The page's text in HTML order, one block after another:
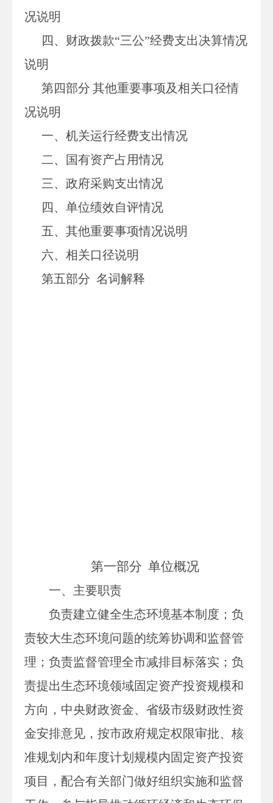
况说明
四、财政拨款“三公”经费支出决算情况
说明
第四部分 其他重要事项及相关口径情
况说明
一、 机关运行经费支出情况
二、
国有资产占用情况
三、 政府采购支出情况
四、 单位绩效自评情况
五、 其他重要事项情况说明
六、相关口径说明
第五部分 名词解释
第一部分 单位概况
一、主要职责
负责建立健全生态环境基本制度；负
责较大生态环境问题的统筹协调和监督管
理；负责监督管理全市减排目标落实；负
责提出生态环境领域固定资产投资规模和
方向，中央财政资金、省级市级财政性资
金安排意见，按市政府规定权限审批、核
准规划内和年度计划规模内固定资产投资
项目，配合有关部门做好组织实施和监督